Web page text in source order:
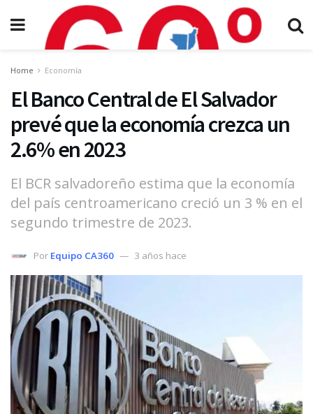
Home Economía
El Banco Central de El Salvador
prevé que la economía crezca un
2.6% en 2023
El BCR salvadoreño estima que la economía
del país centroamericano creció un 3 % en el
segundo trimestre de 2023.
Por Equipo CA360 3 años hace